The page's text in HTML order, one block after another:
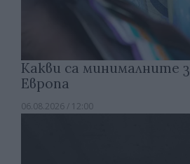
Какви са минималните
Европа
06.08.2026 / 12:00